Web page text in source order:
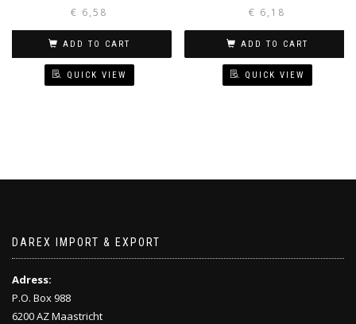
€ 6,58
ADD TO CART
QUICK VIEW
€ 6,18
ADD TO CART
QUICK VIEW
DAREX IMPORT & EXPORT
Adress:
P.O. Box 988
6200 AZ Maastricht